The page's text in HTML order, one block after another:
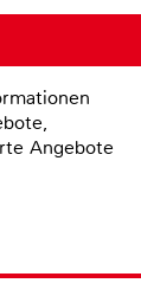
Angebote